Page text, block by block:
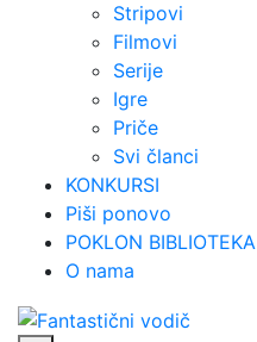
Stripovi
Filmovi
Serije
Igre
Priče
Svi članci
KONKURSI
Piši ponovo
POKLON BIBLIOTEKA
O nama